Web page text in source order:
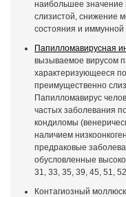
наибольшее
слизистой, снижение
состояния и
Папилломавирусная
вызываемое вирусом
характеризующееся
преимущественно
Папилломавирус
частых заболевания
кондиломы
наличием
предраковые
обусловленные
31, 33, 35, 39, 45, 51,
Контагиозный